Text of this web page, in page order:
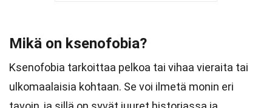
Mikä on ksenofobia?
Ksenofobia tarkoittaa pelkoa tai vihaa vieraita tai
ulkomaalaisia kohtaan. Se voi ilmetä monin eri